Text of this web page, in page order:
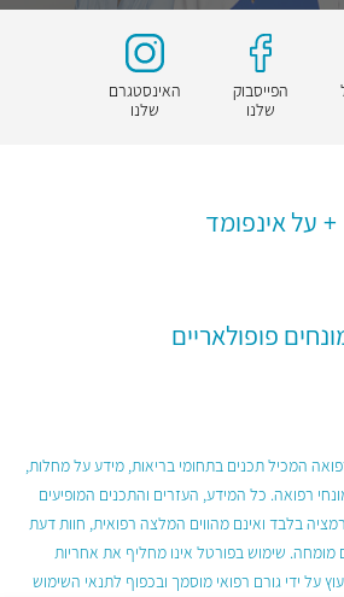
הפייסבוק
שלנו
האינסטגרם
שלנו
על אינפומד
פופולאריים
המכיל תכנים בתחומי בריאות, מידע על מחלות,
רפואה. כל המידע, העזרים והתכנים המופיעים
בלבד ואינם מהווים המלצה רפואית, חוות דעת
מומחה. שימוש בפורטל אינו מחליף את אחריות
על ידי גורם רפואי מוסמך ובכפוף לתנאי השימוש